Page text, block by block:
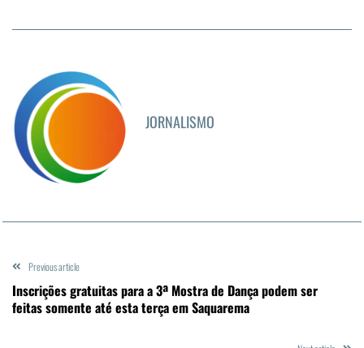
JORNALISMO
Previous article
Inscrições gratuitas para a 3ª Mostra de Dança podem ser
feitas somente até esta terça em Saquarema